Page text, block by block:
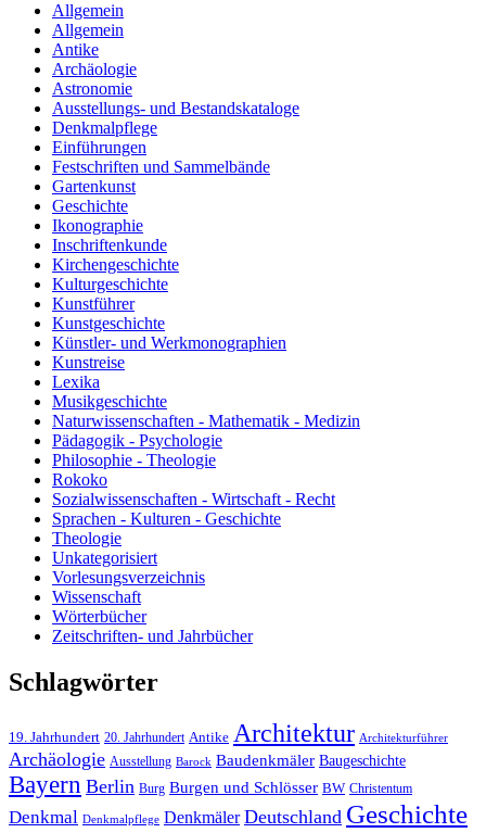
Allgemein
Allgemein
Antike
Archäologie
Astronomie
Ausstellungs- und Bestandskataloge
Denkmalpflege
Einführungen
Festschriften und Sammelbände
Gartenkunst
Geschichte
Ikonographie
Inschriftenkunde
Kirchengeschichte
Kulturgeschichte
Kunstführer
Kunstgeschichte
Künstler- und Werkmonographien
Kunstreise
Lexika
Musikgeschichte
Naturwissenschaften - Mathematik - Medizin
Pädagogik - Psychologie
Philosophie - Theologie
Rokoko
Sozialwissenschaften - Wirtschaft - Recht
Sprachen - Kulturen - Geschichte
Theologie
Unkategorisiert
Vorlesungsverzeichnis
Wissenschaft
Wörterbücher
Zeitschriften- und Jahrbücher
Schlagwörter
19. Jahrhundert 20. Jahrhundert Antike Architektur Architekturführer
Archäologie Ausstellung Barock Baudenkmäler Baugeschichte
Bayern Berlin Burg Burgen und Schlösser BW Christentum
Denkmal Denkmalpflege Denkmäler Deutschland Geschichte